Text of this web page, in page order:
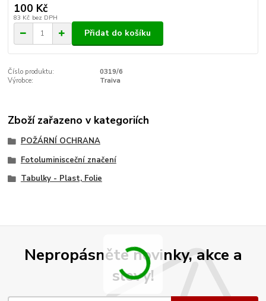
100 Kč
83 Kč bez DPH
Přidat do košíku
Číslo produktu:
0319/6
Výrobce:
Traiva
Zboží zařazeno v kategoriích
POŽÁRNÍ OCHRANA
Fotoluminisceční značení
Tabulky - Plast, Folie
Nepropásněte novinky, akce a
slevy!